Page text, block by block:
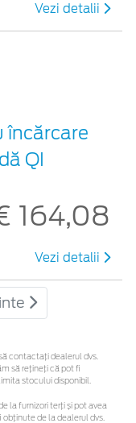
Vezi detalii
încărcare
QI
164,08
Vezi detalii
contactaţi dealerul dvs.
să rețineți că pot fi
stocului disponibil.
la furnizori terți și pot avea
de la dealerul dvs.